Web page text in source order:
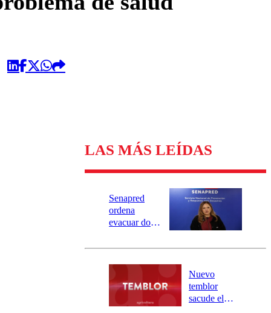
LAS MÁS LEÍDAS
Senapred
ordena
evacuar dos
Carahue por
río Damas:
activa
mensajería
SAE
Nuevo
temblor
sacude el